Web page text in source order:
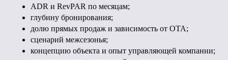
ADR и RevPAR по месяцам;
глубину бронирования;
долю прямых продаж и зависимость от ОТА;
сценарий межсезонья;
концепцию объекта и опыт управляющей компании;